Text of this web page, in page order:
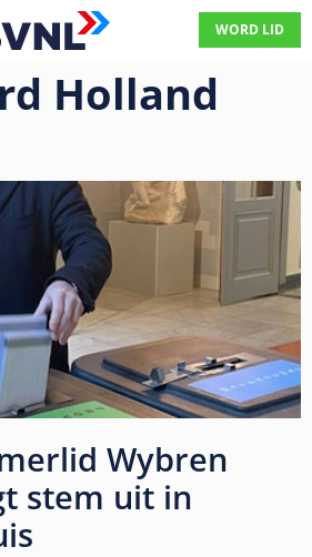
WORD LID
Holland
Wybren
stem uit in